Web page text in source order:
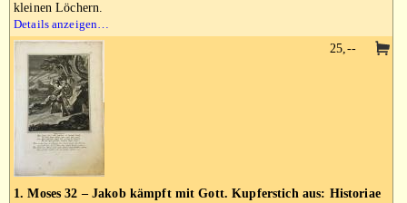
kleinen Löchern.
Details anzeigen…
1. Moses 32 – Jakob kämpft mit Gott. Kupferstich aus: Historiae
25,--